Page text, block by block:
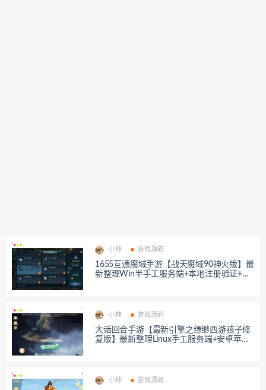
小林 游戏源码
1655互通魔域手游【战天魔域90神火版】最
新整理Win半手工服务端+本地注册验证+G
小林 游戏源码
大话回合手游【最新引擎之缥缈西游孩子修
复版】最新整理Linux手工服务端+安卓苹果
小林 游戏源码